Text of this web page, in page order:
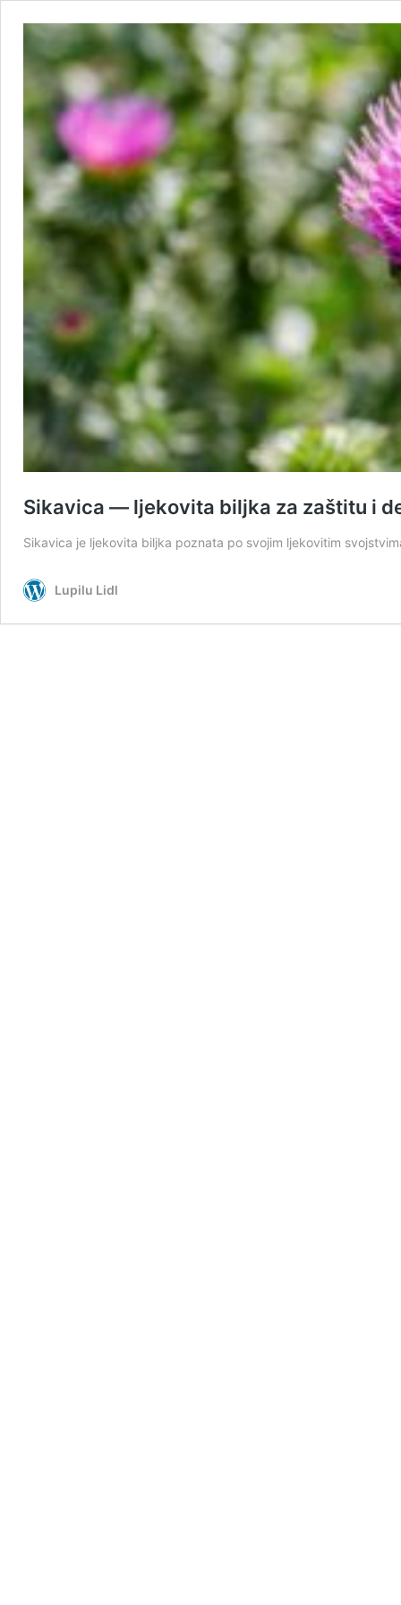
Sikavica — ljekovita biljka za zaštitu i
Sikavica je ljekovita biljka poznata po svojim ljekovitim
Lupilu Lidl